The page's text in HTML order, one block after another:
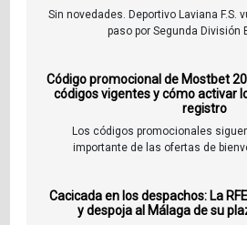
Sin novedades. Deportivo Laviana F.S.
paso por Segunda División
Código promocional de Mostbet
códigos vigentes y cómo activar
registro
Los códigos promocionales
importante de las ofertas de
Cacicada en los despachos: La
y despoja al Málaga de su